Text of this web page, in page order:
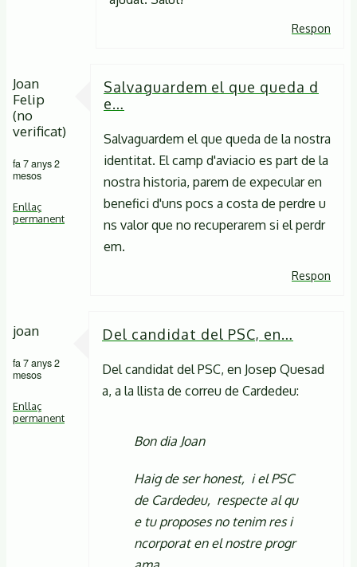
Respon
Joan
Felip
(no
verificat)
fa 7 anys 2
mesos
Enllaç
permanent
Salvaguardem el que queda d
e…
Salvaguardem el que queda de la nostra
identitat. El camp d'aviacio es part de la
nostra historia, parem de expecular en
benefici d'uns pocs a costa de perdre u
ns valor que no recuperarem si el perdr
em.
Respon
joan
fa 7 anys 2
mesos
Enllaç
permanent
Del candidat del PSC, en…
Del candidat del PSC, en Josep Quesad
a, a la llista de correu de Cardedeu:
Bon dia Joan
Haig de ser honest, i el PSC
de Cardedeu, respecte al qu
e tu proposes no tenim res i
ncorporat en el nostre progr